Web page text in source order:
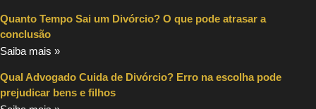
Quanto Tempo Sai um Divórcio? O que pode atrasar a
conclusão
Saiba mais »
Qual Advogado Cuida de Divórcio? Erro na escolha pode
prejudicar bens e filhos